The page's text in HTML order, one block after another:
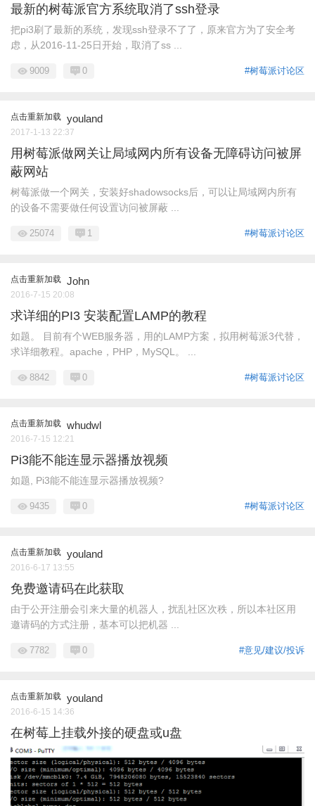
最新的树莓派官方系统取消了ssh登录
把pi3刷了最新的系统，发现ssh登录不了了，原来官方为了安全考
虑，从2016-11-25日开始，取消了ss ...
#树莓派讨论区
9009 0
点击重新加载 youland
2017-1-13 22:37
用树莓派做网关让局域网内所有设备无障碍访问被屏
蔽网站
树莓派做一个网关，安装好shadowsocks后，可以让局域网内所有
的设备不需要做任何设置访问被屏蔽 ...
#树莓派讨论区
25074 1
点击重新加载 John
2016-7-15 20:08
求详细的PI3 安装配置LAMP的教程
如题。 目前有个WEB服务器，用的LAMP方案，拟用树莓派3代替，
求详细教程。apache，PHP，MySQL。 ...
#树莓派讨论区
8842 0
点击重新加载 whudwl
2016-7-15 12:21
Pi3能不能连显示器播放视频
如题, Pi3能不能连显示器播放视频?
#树莓派讨论区
9435 0
点击重新加载 youland
2016-6-17 13:55
免费邀请码在此获取
由于公开注册会引来大量的机器人，扰乱社区次秩，所以本社区用
邀请码的方式注册，基本可以把机器 ...
#意见/建议/投诉
7782 0
点击重新加载 youland
2016-6-15 14:36
在树莓上挂载外接的硬盘或u盘